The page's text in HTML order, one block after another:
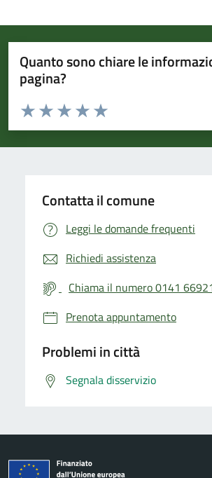
Quanto sono chiare le
pagina?
Valuta da 1 a 5 stelle la pagina
Valuta 5 stelle su 5
Valuta 4 stelle su 5
Valuta 3 stelle su 5
Valuta 2 stelle su 5
Valuta 1 stelle su 5
Contatta il comune
Leggi le domande frequenti
Richiedi assistenza
Chiama il numero 0141
Prenota appuntamento
Problemi in città
Segnala disservizio